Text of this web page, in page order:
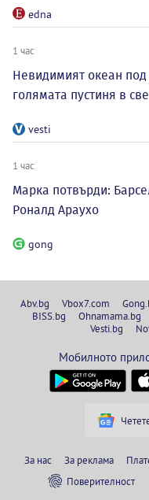
edna
1 час
Невидимият океан
голямата пустиня в
vesti
1 час
Марка потвърди:
Роналд Араухо
gong
Abv.bg Vbox7.com
BISS.bg
Ohnamama.bg
Vesti.bg
Мобилното
За нас За реклама
Поверителност